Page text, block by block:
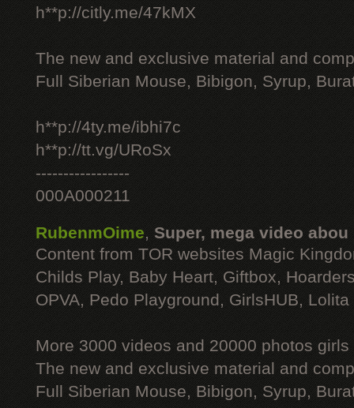
h**p://citly.me/47kMX
The new and exclusive material and
Full Siberian Mouse, Bibigon, Syrup,
h**p://4ty.me/ibhi7c
h**p://tt.vg/URoSx
-----------------
000A000211
RubenmOime, Super, mega video abou
Content from TOR websites Magic
Childs Play, Baby Heart, Giftbox,
OPVA, Pedo Playground, GirlsHUB, Lolita
More 3000 videos and 20000 photos
The new and exclusive material and
Full Siberian Mouse, Bibigon, Syrup,